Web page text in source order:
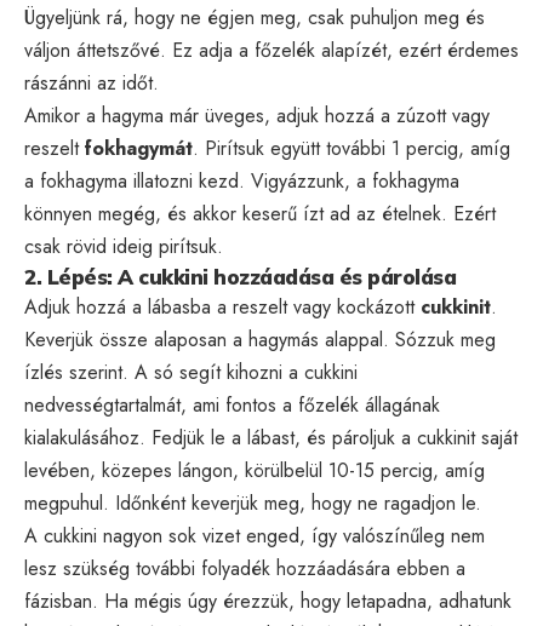
Ügyeljünk rá, hogy ne égjen meg, csak puhuljon meg és
váljon áttetszővé. Ez adja a főzelék alapízét, ezért érdemes
rászánni az időt.
Amikor a hagyma már üveges, adjuk hozzá a zúzott vagy
reszeltfokhagymát. Pirítsuk együtt további 1 percig, amíg
a fokhagyma illatozni kezd. Vigyázzunk, a fokhagyma
könnyen megég, és akkor keserű ízt ad az ételnek. Ezért
csak rövid ideig pirítsuk.
2. Lépés: A cukkini hozzáadása és párolása
Adjuk hozzá a lábasba a reszelt vagy kockázott cukkinit.
Keverjük össze alaposan a hagymás alappal. Sózzuk meg
ízlés szerint. A só segít kihozni a cukkini
nedvességtartalmát, ami fontos a főzelék állagának
kialakulásához. Fedjük le a lábast, és pároljuk a cukkinit saját
levében, közepes lángon, körülbelül 10-15 percig, amíg
megpuhul. Időnként keverjük meg, hogy ne ragadjon le.
A cukkini nagyon sok vizet enged, így valószínűleg nem
lesz szükség további folyadék hozzáadására ebben a
fázisban. Ha mégis úgy érezzük, hogy letapadna, adhatunk